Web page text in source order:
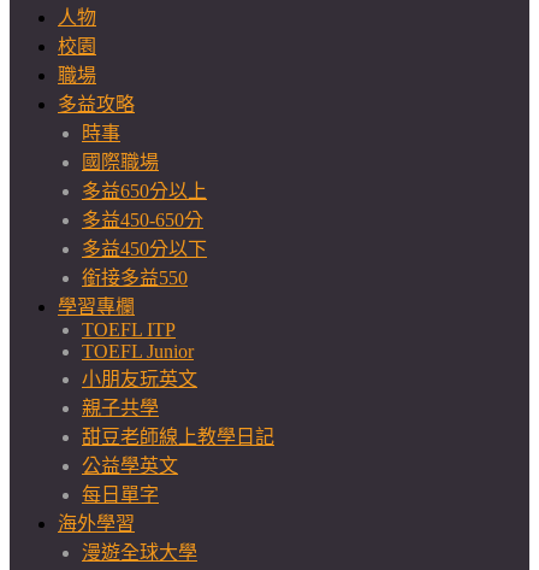
人物
校園
職場
多益攻略
時事
國際職場
多益650分以上
多益450-650分
多益450分以下
銜接多益550
學習專欄
TOEFL ITP
TOEFL Junior
小朋友玩英文
親子共學
甜豆老師線上教學日記
公益學英文
每日單字
海外學習
漫遊全球大學